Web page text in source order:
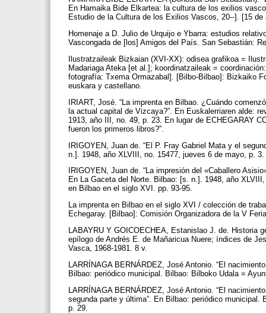
En Hamaika Bide Elkartea: la cultura de los exilios
Estudio de la Cultura de los Exilios Vascos, 20--]. [15
Homenaje a D. Julio de Urquijo e Ybarra: estudios
Vascongada de [los] Amigos del País. San Sebastián:
Ilustratzaileak Bizkaian (XVI-XX): odisea grafikoa =
Madariaga Ateka [et al.]; koordinatzaileak =
fotografía: Txema Ormazabal]. [Bilbo-Bilbao]: Bizkaiko
euskara y castellano.
IRIART, José. “La imprenta en Bilbao. ¿Cuándo
la actual capital de Vizcaya?”. En Euskalerriaren alde:
1913, año III, no. 49, p. 23. En lugar de ECHEGARAY
fueron los primeros libros?”.
IRIGOYEN, Juan de. “El P. Fray Gabriel Mata y el
n.]. 1948, año XLVIII, no. 15477, jueves 6 de mayo, p.
IRIGOYEN, Juan de. “La impresión del «Caballero
En La Gaceta del Norte. Bilbao: [s. n.]. 1948, año
en Bilbao en el siglo XVI. pp. 93-95.
La imprenta en Bilbao en el siglo XVI / colección de
Echegaray. [Bilbao]: Comisión Organizadora de la V
LABAYRU Y GOICOECHEA, Estanislao J. de. Historia
epílogo de Andrés E. de Mañaricua Nuere; índices de
Vasca, 1968-1981. 8 v.
LARRÍNAGA BERNÁRDEZ, José Antonio. “El
Bilbao: periódico municipal. Bilbao: Bilboko Udala =
LARRÍNAGA BERNÁRDEZ, José Antonio. “El
segunda parte y última”. En Bilbao: periódico
p. 29.